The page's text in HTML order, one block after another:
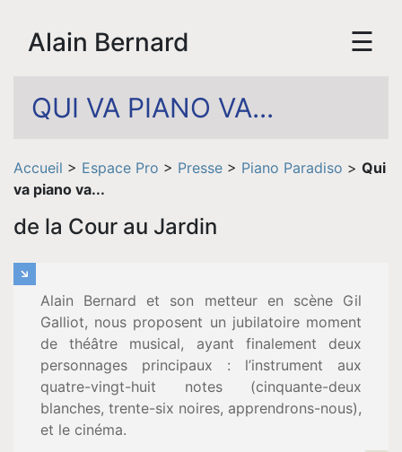
Alain Bernard ☰
QUI VA PIANO VA...
Accueil > Espace Pro > Presse > Piano Paradiso > Qui
va piano va...
de la Cour au Jardin
Alain Bernard et son metteur en scène Gil
Galliot, nous proposent un jubilatoire moment
de théâtre musical, ayant finalement deux
personnages principaux : l’instrument aux
quatre-vingt-huit notes (cinquante-deux
blanches, trente-six noires, apprendrons-nous),
et le cinéma.